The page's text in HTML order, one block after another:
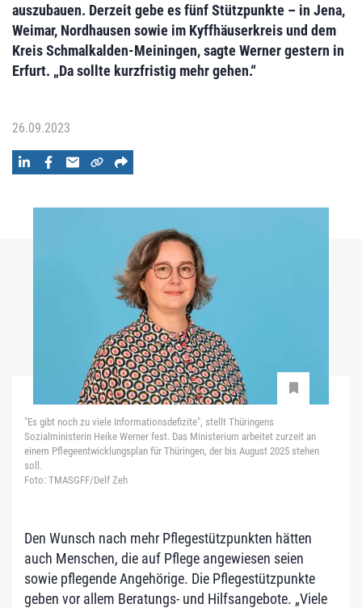
auszubauen. Derzeit gebe es fünf Stützpunkte – in Jena,
Weimar, Nordhausen sowie im Kyffhäuserkreis und dem
Kreis Schmalkalden-Meiningen, sagte Werner gestern in
Erfurt. „Da sollte kurzfristig mehr gehen.“
26.09.2023
"Es gibt noch zu viele Informationsdefizite", stellt Thüringens
Sozialministerin Heike Werner fest. Das Ministerium arbeitet zurzeit an
einem Pflegeentwicklungsplan für Thüringen, der bis August 2025 stehen
soll.
Foto: TMASGFF/Delf Zeh
Den Wunsch nach mehr Pflegestützpunkten hätten
auch Menschen, die auf Pflege angewiesen seien
sowie pflegende Angehörige. Die Pflegestützpunkte
geben vor allem Beratungs- und Hilfsangebote. „Viele